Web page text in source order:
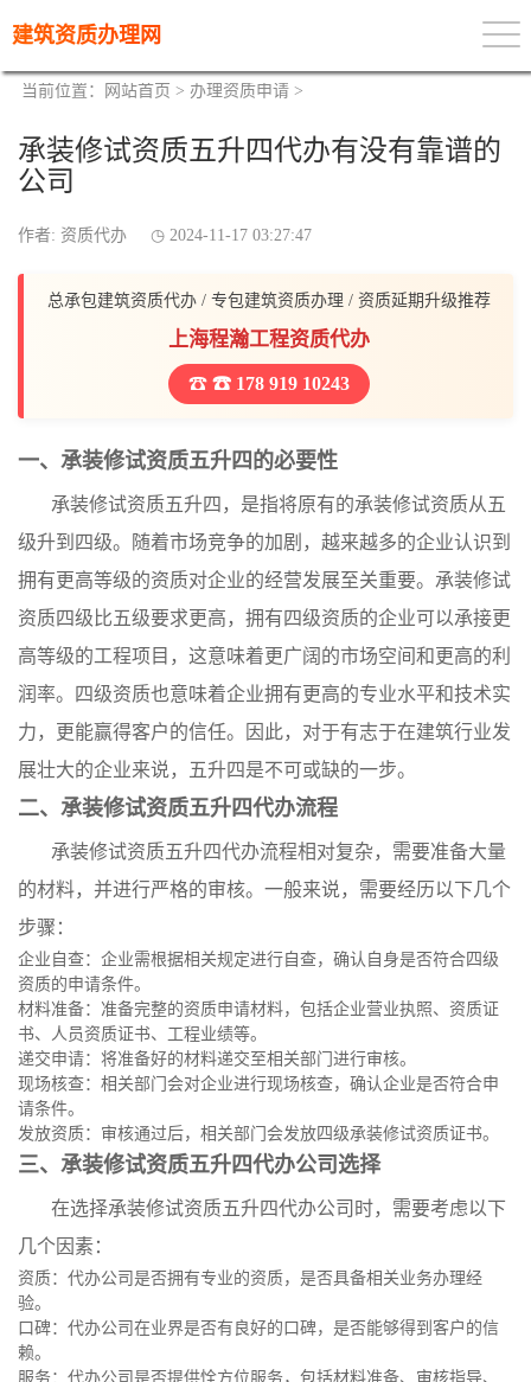
建筑资质办理网
当前位置： 网站首页 > 办理资质申请 >
承装修试资质五升四代办有没有靠谱的
公司
作者: 资质代办 2024-11-17 03:27:47
总承包建筑资质代办 / 专包建筑资质办理 / 资质延期升级推荐
上海程瀚工程资质代办
☎ 178 919 10243
一、承装修试资质五升四的必要性
承装修试资质五升四，是指将原有的承装修试资质从五
级升到四级。随着市场竞争的加剧，越来越多的企业认识到
拥有更高等级的资质对企业的经营发展至关重要。承装修试
资质四级比五级要求更高，拥有四级资质的企业可以承接更
高等级的工程项目，这意味着更广阔的市场空间和更高的利
润率。四级资质也意味着企业拥有更高的专业水平和技术实
力，更能赢得客户的信任。因此，对于有志于在建筑行业发
展壮大的企业来说，五升四是不可或缺的一步。
二、承装修试资质五升四代办流程
承装修试资质五升四代办流程相对复杂，需要准备大量
的材料，并进行严格的审核。一般来说，需要经历以下几个
步骤：
企业自查：企业需根据相关规定进行自查，确认自身是否符合四级
资质的申请条件。
材料准备：准备完整的资质申请材料，包括企业营业执照、资质证
书、人员资质证书、工程业绩等。
递交申请：将准备好的材料递交至相关部门进行审核。
现场核查：相关部门会对企业进行现场核查，确认企业是否符合申
请条件。
发放资质：审核通过后，相关部门会发放四级承装修试资质证书。
三、承装修试资质五升四代办公司选择
在选择承装修试资质五升四代办公司时，需要考虑以下
几个因素：
资质：代办公司是否拥有专业的资质，是否具备相关业务办理经
验。
口碑：代办公司在业界是否有良好的口碑，是否能够得到客户的信
赖。
服务：代办公司是否提供恮方位服务，包括材料准备、审核指导、